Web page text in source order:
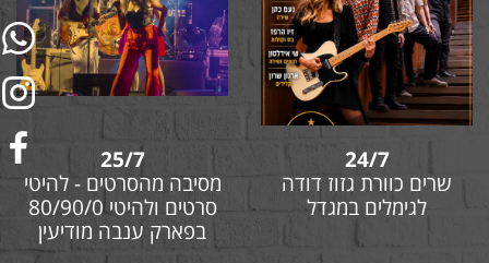
24/7
שרים כוורת גזוז דודה
לגימלים במגדל
25/7
מסיבה מהסרטים - להיטי
סרטים ולהיטי 80/90/0
בפארק ענבה מודיעין